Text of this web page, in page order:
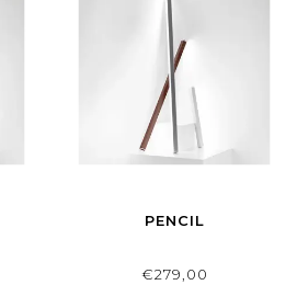
PENCIL
€279,00